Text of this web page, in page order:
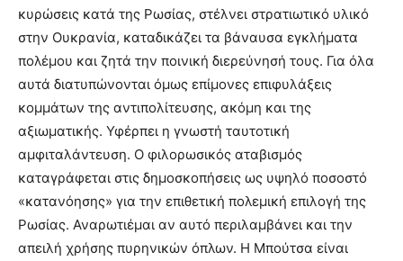
κυρώσεις κατά της Ρωσίας, στέλνει στρατιωτικό υλικό
στην Ουκρανία, καταδικάζει τα βάναυσα εγκλήματα
πολέμου και ζητά την ποινική διερεύνησή τους. Για όλα
αυτά διατυπώνονται όμως επίμονες επιφυλάξεις
κομμάτων της αντιπολίτευσης, ακόμη και της
αξιωματικής. Υφέρπει η γνωστή ταυτοτική
αμφιταλάντευση. Ο φιλορωσικός αταβισμός
καταγράφεται στις δημοσκοπήσεις ως υψηλό ποσοστό
«κατανόησης» για την επιθετική πολεμική επιλογή της
Ρωσίας. Αναρωτιέμαι αν αυτό περιλαμβάνει και την
απειλή χρήσης πυρηνικών όπλων. Η Μπούτσα είναι